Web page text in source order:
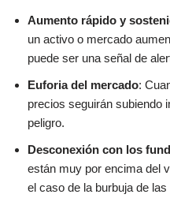
Aumento rápido y
un activo o mercado
puede ser una señal de
Euforia del mercado:
precios seguirán subiendo
peligro.
Desconexión con los
están muy por encima del
el caso de la burbuja de